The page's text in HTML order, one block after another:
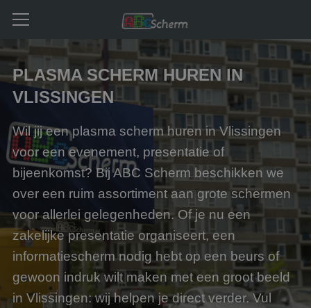
PLASMA SCHERM HUREN IN
VLISSINGEN
Wil jij een plasma scherm huren in Vlissingen
voor een evenement, presentatie of
bijeenkomst? Bij ABC Scherm beschikken we
over een ruim assortiment aan grote schermen
voor allerlei gelegenheden. Of je nu een
zakelijke presentatie organiseert, een
informatiescherm nodig hebt op een beurs of
gewoon indruk wilt maken met een groot beeld
in Vlissingen: wij helpen je direct verder. Vul